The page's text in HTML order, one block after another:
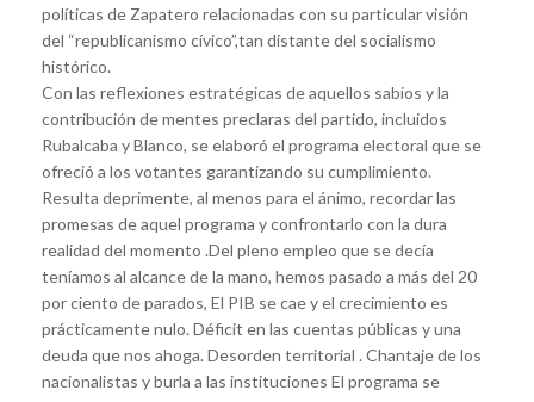
políticas de Zapatero relacionadas con su particular visión
del “republicanismo cívico”,tan distante del socialismo
histórico.
Con las reflexiones estratégicas de aquellos sabios y la
contribución de mentes preclaras del partido, incluidos
Rubalcaba y Blanco, se elaboró el programa electoral que se
ofreció a los votantes garantizando su cumplimiento.
Resulta deprimente, al menos para el ánimo, recordar las
promesas de aquel programa y confrontarlo con la dura
realidad del momento .Del pleno empleo que se decía
teníamos al alcance de la mano, hemos pasado a más del 20
por ciento de parados, El PIB se cae y el crecimiento es
prácticamente nulo. Déficit en las cuentas públicas y una
deuda que nos ahoga. Desorden territorial . Chantaje de los
nacionalistas y burla a las instituciones El programa se